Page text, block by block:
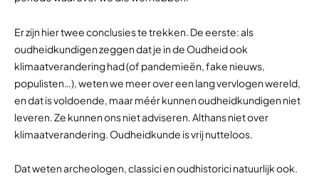
Er zijn hier twee conclusies te trekken. De eerste: als
oudheidkundigen zeggen dat je in de Oudheid ook
klimaatverandering had (of pandemieën, fake nieuws,
populisten…), weten we meer over een lang vervlogen wereld,
en dat is voldoende, maar méér kunnen oudheidkundigen niet
leveren. Ze kunnen ons niet adviseren. Althans niet over
klimaatverandering. Oudheidkunde is vrij nutteloos.
Dat weten archeologen, classici en oudhistorici natuurlijk ook.